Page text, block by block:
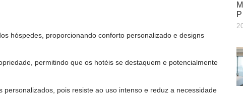
hóspedes, proporcionando conforto personalizado e designs
permitindo que os hotéis se destaquem e potencialmente
pois resiste ao uso intenso e reduz a necessidade